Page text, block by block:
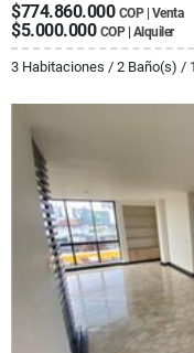
$774.860.000 COP | Venta
$5.000.000 COP | Alquiler
3 Habitaciones / 2 Baño(s) /